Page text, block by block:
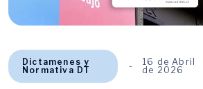
Dictamenes y
Normativa DT
16 de Abril
de 2026